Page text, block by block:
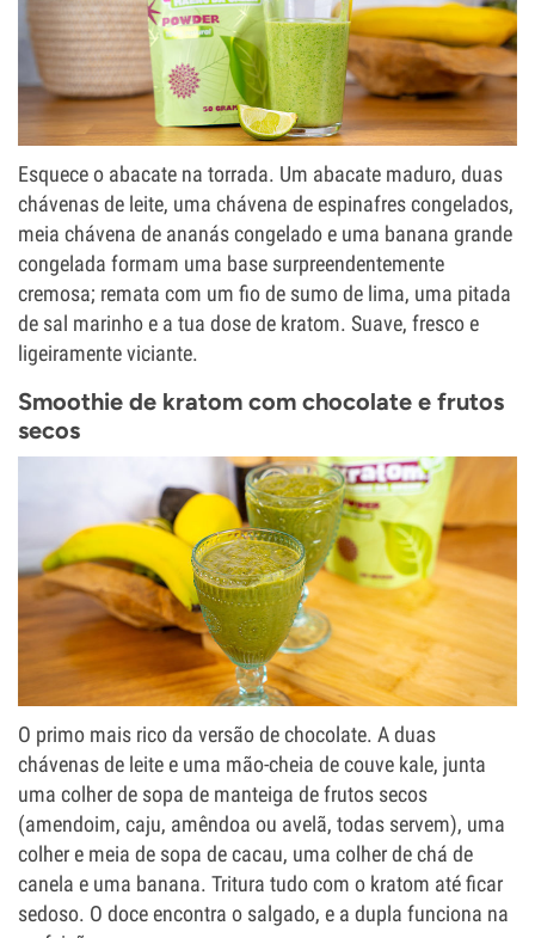
Esquece o abacate na torrada. Um abacate maduro, duas
chávenas de leite, uma chávena de espinafres congelados,
meia chávena de ananás congelado e uma banana grande
congelada formam uma base surpreendentemente
cremosa; remata com um fio de sumo de lima, uma pitada
de sal marinho e a tua dose de kratom. Suave, fresco e
ligeiramente viciante.
Smoothie de kratom com chocolate e frutos
secos
O primo mais rico da versão de chocolate. A duas
chávenas de leite e uma mão-cheia de couve kale, junta
uma colher de sopa de manteiga de frutos secos
(amendoim, caju, amêndoa ou avelã, todas servem), uma
colher e meia de sopa de cacau, uma colher de chá de
canela e uma banana. Tritura tudo com o kratom até ficar
sedoso. O doce encontra o salgado, e a dupla funciona na